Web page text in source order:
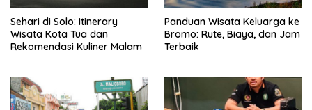
Sehari di Solo: Itinerary
Wisata Kota Tua dan
Rekomendasi Kuliner Malam
Panduan Wisata Keluarga ke
Bromo: Rute, Biaya, dan Jam
Terbaik